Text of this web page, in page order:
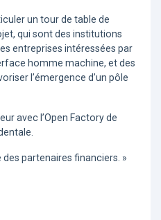
un tour de table de
qui sont des institutions
entreprises intéressées par
homme machine, et des
l’émergence d’un pôle
avec l’Open Factory de
des partenaires financiers. »